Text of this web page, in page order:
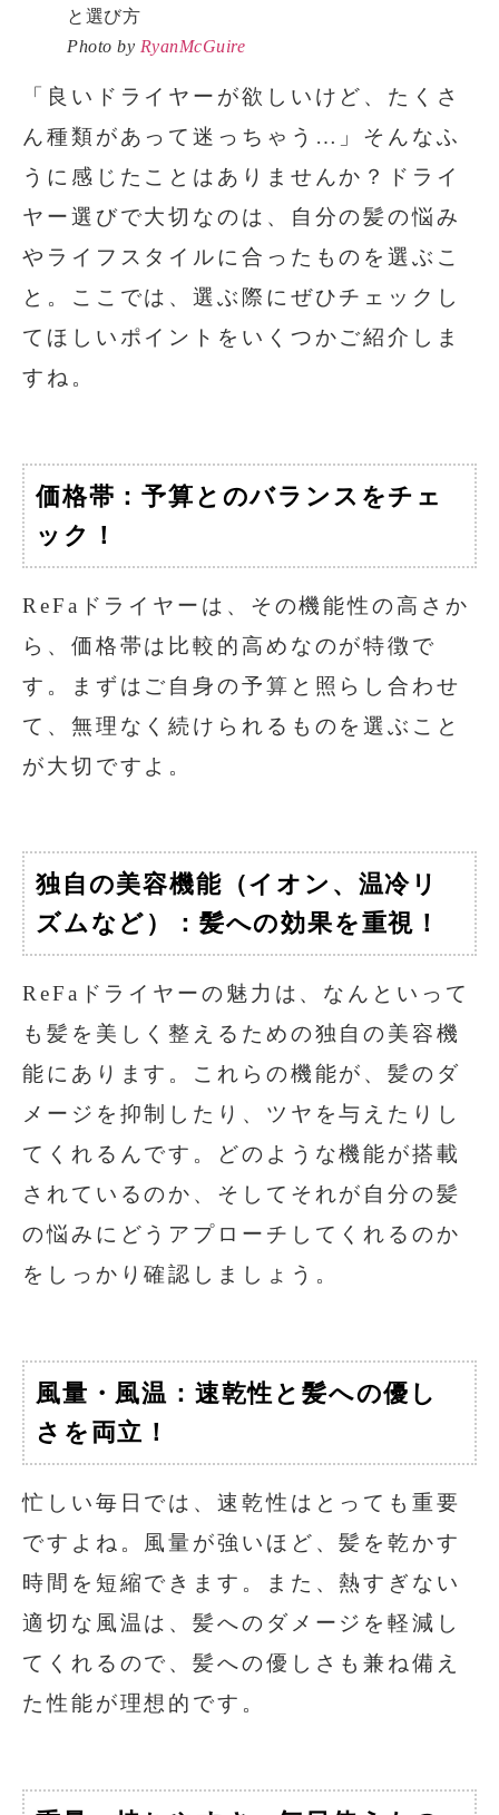
Photo by RyanMcGuire
「良いドライヤーが欲しいけど、たくさ
ん種類があって迷っちゃう…」そんなふ
うに感じたことはありませんか？ドライ
ヤー選びで大切なのは、自分の髪の悩み
やライフスタイルに合ったものを選ぶこ
と。ここでは、選ぶ際にぜひチェックし
てほしいポイントをいくつかご紹介しま
すね。
価格帯：予算とのバランスをチェ
ック！
ReFaドライヤーは、その機能性の高さか
ら、価格帯は比較的高めなのが特徴で
す。まずはご自身の予算と照らし合わせ
て、無理なく続けられるものを選ぶこと
が大切ですよ。
独自の美容機能（イオン、温冷リ
ズムなど）：髪への効果を重視！
ReFaドライヤーの魅力は、なんといって
も髪を美しく整えるための独自の美容機
能にあります。これらの機能が、髪のダ
メージを抑制したり、ツヤを与えたりし
てくれるんです。どのような機能が搭載
されているのか、そしてそれが自分の髪
の悩みにどうアプローチしてくれるのか
をしっかり確認しましょう。
風量・風温：速乾性と髪への優し
さを両立！
忙しい毎日では、速乾性はとっても重要
ですよね。風量が強いほど、髪を乾かす
時間を短縮できます。また、熱すぎない
適切な風温は、髪へのダメージを軽減し
てくれるので、髪への優しさも兼ね備え
た性能が理想的です。